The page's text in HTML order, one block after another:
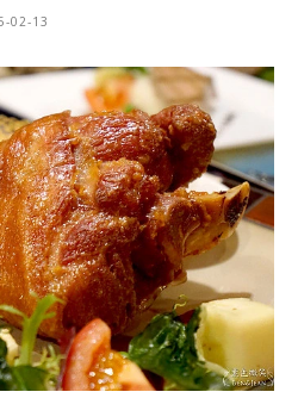
02-13